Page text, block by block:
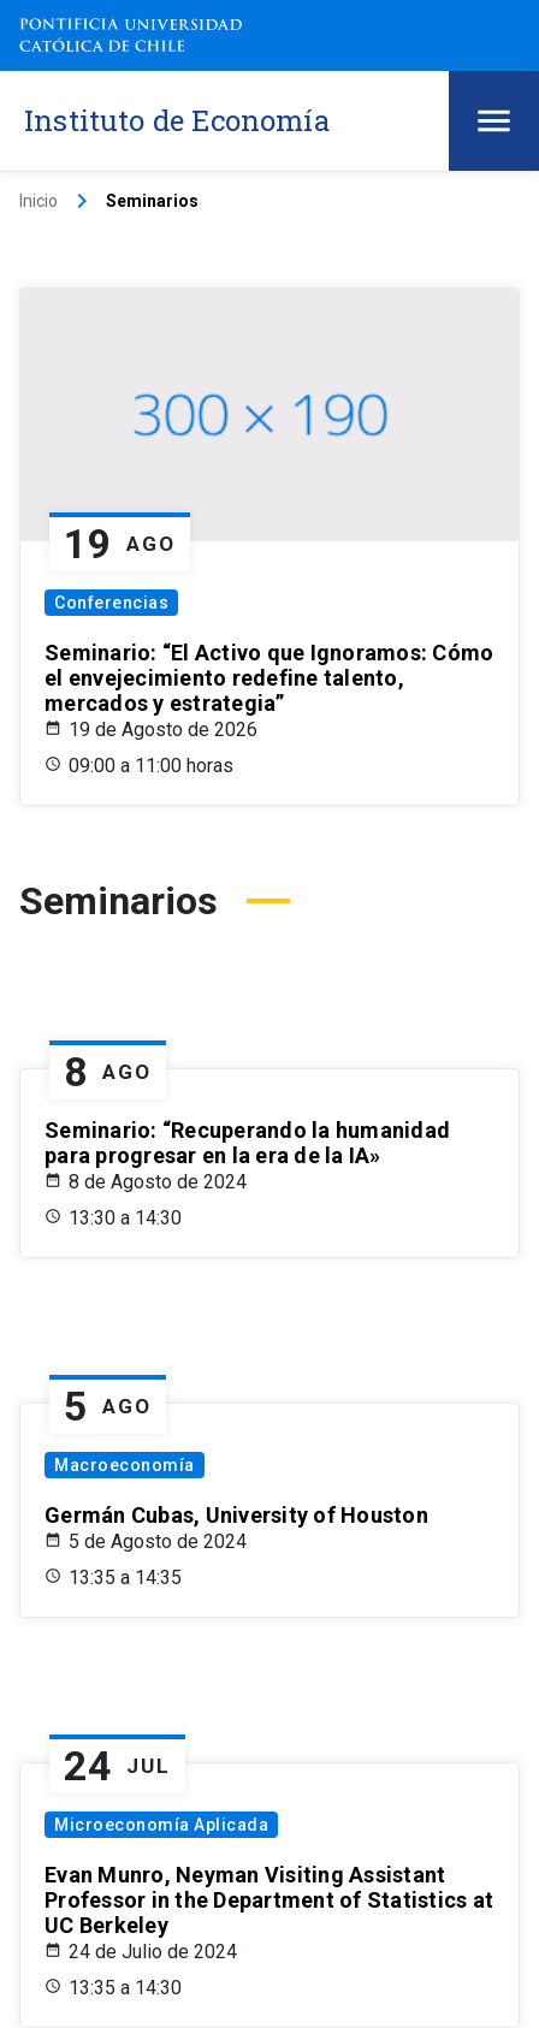
Instituto de Economía
Inicio keyboard_arrow_right Seminarios
19 AGO
Conferencias
Seminario: “El Activo que Ignoramos: Cómo
el envejecimiento redefine talento,
mercados y estrategia”
19 de Agosto de 2026
09:00 a 11:00 horas
Seminarios
8 AGO
Seminario: “Recuperando la humanidad
para progresar en la era de la IA»
8 de Agosto de 2024
13:30 a 14:30
5 AGO
Macroeconomía
Germán Cubas, University of Houston
5 de Agosto de 2024
13:35 a 14:35
24 JUL
Microeconomía Aplicada
Evan Munro, Neyman Visiting Assistant
Professor in the Department of Statistics at
UC Berkeley
24 de Julio de 2024
13:35 a 14:30